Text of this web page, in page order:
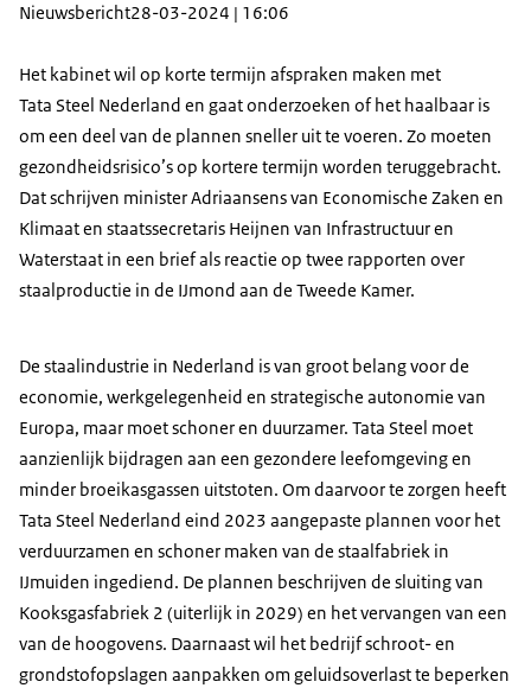
Nieuwsbericht28-03-2024 | 16:06
Het kabinet wil op korte termijn afspraken maken met
Tata Steel Nederland en gaat onderzoeken of het haalbaar is
om een deel van de plannen sneller uit te voeren. Zo moeten
gezondheidsrisico’s op kortere termijn worden teruggebracht.
Dat schrijven minister Adriaansens van Economische Zaken en
Klimaat en staatssecretaris Heijnen van Infrastructuur en
Waterstaat in een brief als reactie op twee rapporten over
staalproductie in de IJmond aan de Tweede Kamer.
De staalindustrie in Nederland is van groot belang voor de
economie, werkgelegenheid en strategische autonomie van
Europa, maar moet schoner en duurzamer. Tata Steel moet
aanzienlijk bijdragen aan een gezondere leefomgeving en
minder broeikasgassen uitstoten. Om daarvoor te zorgen heeft
Tata Steel Nederland eind 2023 aangepaste plannen voor het
verduurzamen en schoner maken van de staalfabriek in
IJmuiden ingediend. De plannen beschrijven de sluiting van
Kooksgasfabriek 2 (uiterlijk in 2029) en het vervangen van een
van de hoogovens. Daarnaast wil het bedrijf schroot- en
grondstofopslagen aanpakken om geluidsoverlast te beperken